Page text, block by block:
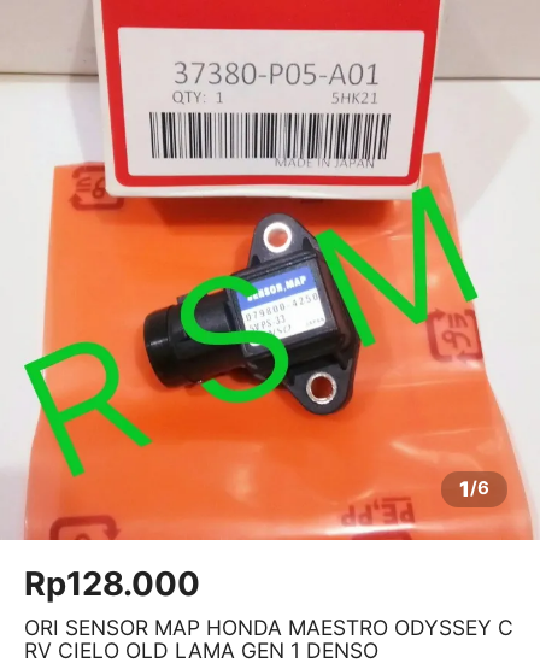
1/6
Rp128.000
ORI SENSOR MAP HONDA MAESTRO ODYSSEY C
RV CIELO OLD LAMA GEN 1 DENSO